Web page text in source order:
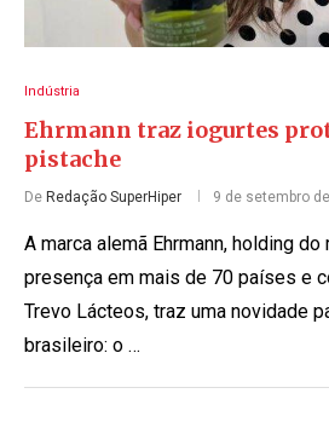
Indústria
Ehrmann traz iogurtes
pistache
De Redação SuperHiper 9 de setembro
A marca alemã Ehrmann, holding
presença em mais de 70 países e
Trevo Lácteos, traz uma novidade
brasileiro: o …